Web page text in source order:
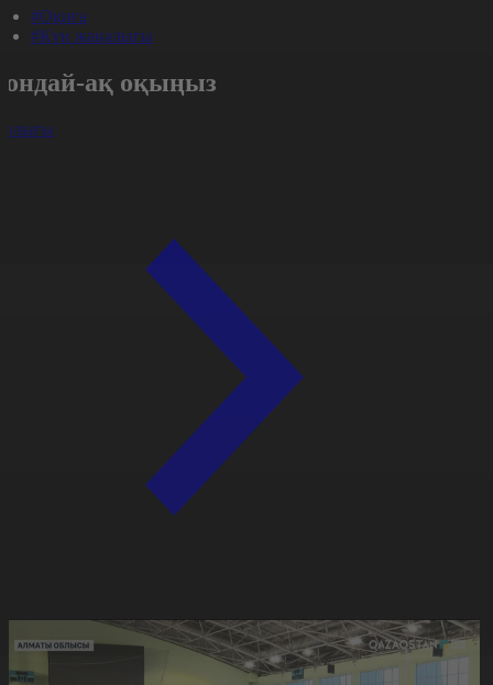
#Оқиға
#Күн жаңалығы
ақ оқыңыз